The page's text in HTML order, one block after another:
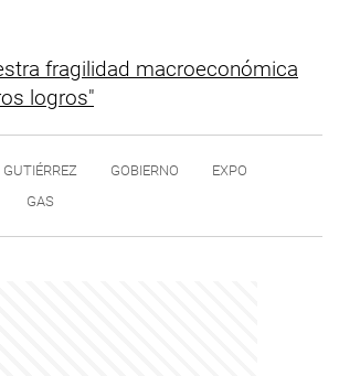
fragilidad macroeconómica
logros"
GUTIÉRREZ GOBIERNO
EXPO
GAS